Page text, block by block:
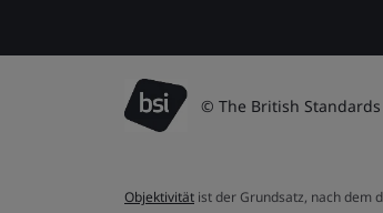
© The British
Objektivität ist der Grundsatz, nach dem